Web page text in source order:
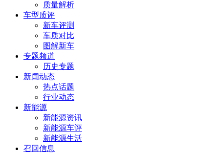
质量解析
车型质评
新车评测
车质对比
图解新车
专题频道
历史专题
新闻动态
热点话题
行业动态
新能源
新能源资讯
新能源车评
新能源生活
召回信息